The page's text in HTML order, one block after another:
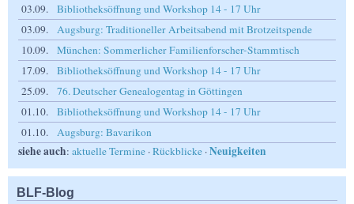
03.09.
Bibliotheksöffnung und Workshop 14 - 17 Uhr
03.09.
Augsburg: Traditioneller Arbeitsabend mit Brotzeitspende
10.09.
München: Sommerlicher Familienforscher-Stammtisch
17.09.
Bibliotheksöffnung und Workshop 14 - 17 Uhr
25.09.
76. Deutscher Genealogentag in Göttingen
01.10.
Bibliotheksöffnung und Workshop 14 - 17 Uhr
01.10.
Augsburg: Bavarikon
siehe auch: aktuelle Termine ·Rückblicke ·Neuigkeiten
BLF-Blog